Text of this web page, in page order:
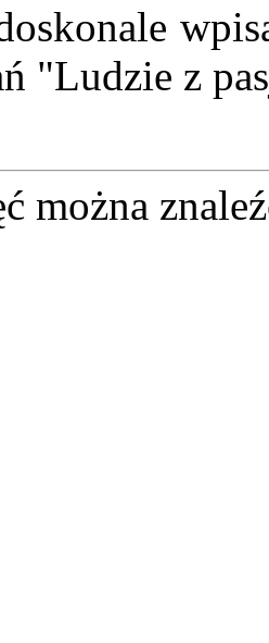
"Ludzie z
można